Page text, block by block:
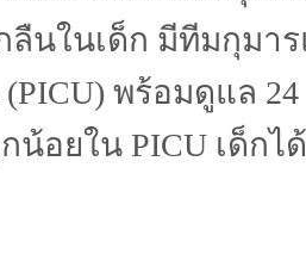
ลืนในเด็ก มีทีมกุมา
(PICU) พร้อมดูแล
น้อยใน PICU เด็กไ